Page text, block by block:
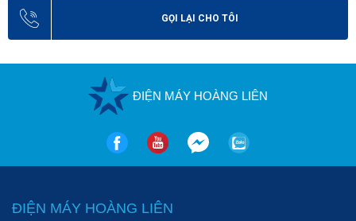
GỌI LẠI CHO TÔI
ĐIỆN MÁY HOÀNG LIÊN
ĐIỆN MÁY HOÀNG LIÊN